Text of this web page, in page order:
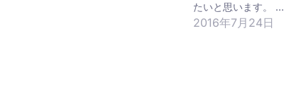
たいと思います。 …
2016年7月24日